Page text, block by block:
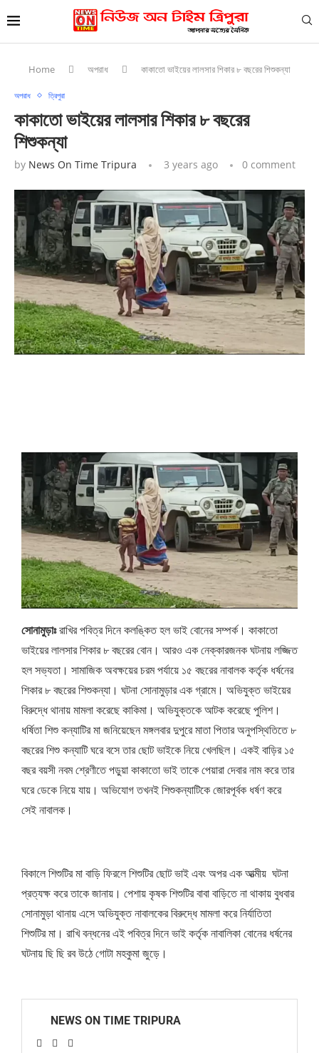
Home অপরাধ কাকাতো ভাইয়ের লালসার শিকার ৮ বছরের শিশুকন্যা
অপরাধ ত্রিপুরা
কাকাতো ভাইয়ের লালসার শিকার ৮ বছরের
শিশুকন্যা
by News On Time Tripura 3 years ago 0 comment
সোনামুড়াঃরাখির পবিত্র দিনে কলঙ্কিত হল ভাই বোনের সম্পর্ক। কাকাতো
ভাইয়ের লালসার শিকার ৮ বছরের বোন। আরও এক নেক্কারজনক ঘটনায় লজ্জিত
হল সভ্যতা। সামাজিক অবক্ষয়ের চরম পর্যায়ে ১৫ বছরের নাবালক কর্তৃক ধর্ষনের
শিকার ৮ বছরের শিশুকন্যা। ঘটনা সোনামুড়ার এক গ্রামে। অভিযুক্ত ভাইয়ের
বিরুদ্ধে থানায় মামলা করেছে কাকিমা। অভিযুক্তকে আটক করেছে পুলিশ।
ধর্ষিতা শিশু কন্যাটির মা জনিয়েছেন মঙ্গলবার দুপুরে মাতা পিতার অনুপস্থিতিতে ৮
বছরের শিশু কন্যাটি ঘরে বসে তার ছোট ভাইকে নিয়ে খেলছিল। একই বাড়ির ১৫
বছর বয়সী নবম শ্রেণীতে পড়ুয়া কাকাতো ভাই তাকে পেয়ারা দেবার নাম করে তার
ঘরে ডেকে নিয়ে যায়। অভিযোগ তখনই শিশুকন্যাটিকে জোরপূর্বক ধর্ষণ করে
সেই নাবালক।
বিকালে শিশুটির মা বাড়ি ফিরলে শিশুটির ছোট ভাই এবং অপর এক আত্মীয় ঘটনা
প্রত্যক্ষ করে তাকে জানায়। পেশায় কৃষক শিশুটির বাবা বাড়িতে না থাকায় বুধবার
সোনামুড়া থানায় এসে অভিযুক্ত নাবালকের বিরুদ্ধে মামলা করে নির্যাতিতা
শিশুটির মা। রাখি বন্ধনের এই পবিত্র দিনে ভাই কর্তৃক নাবালিকা বোনের ধর্ষনের
ঘটনায় ছি ছি রব উঠে গোটা মহকুমা জুড়ে।
NEWS ON TIME TRIPURA